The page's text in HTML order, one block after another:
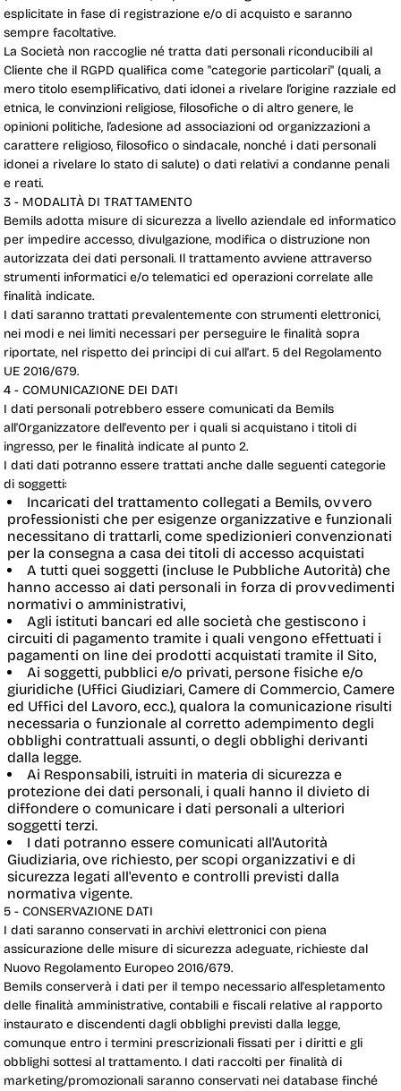
esplicitate in fase di registrazione e/o di acquisto e saranno
sempre facoltative.
La Società non raccoglie né tratta dati personali riconducibili al
Cliente che il RGPD qualifica come "categorie particolari" (quali, a
mero titolo esemplificativo, dati idonei a rivelare l’origine razziale ed
etnica, le convinzioni religiose, filosofiche o di altro genere, le
opinioni politiche, l’adesione ad associazioni od organizzazioni a
carattere religioso, filosofico o sindacale, nonché i dati personali
idonei a rivelare lo stato di salute) o dati relativi a condanne penali
e reati.
3 - MODALITÀ DI TRATTAMENTO
Bemils adotta misure di sicurezza a livello aziendale ed informatico
per impedire accesso, divulgazione, modifica o distruzione non
autorizzata dei dati personali. Il trattamento avviene attraverso
strumenti informatici e/o telematici ed operazioni correlate alle
finalità indicate.
I dati saranno trattati prevalentemente con strumenti elettronici,
nei modi e nei limiti necessari per perseguire le finalità sopra
riportate, nel rispetto dei principi di cui all'art. 5 del Regolamento
UE 2016/679.
4 - COMUNICAZIONE DEI DATI
I dati personali potrebbero essere comunicati da Bemils
all'Organizzatore dell'evento per i quali si acquistano i titoli di
ingresso, per le finalità indicate al punto 2.
I dati dati potranno essere trattati anche dalle seguenti categorie
di soggetti:
Incaricati del trattamento collegati a Bemils, ovvero
professionisti che per esigenze organizzative e funzionali
necessitano di trattarli, come spedizionieri convenzionati
per la consegna a casa dei titoli di accesso acquistati
A tutti quei soggetti (incluse le Pubbliche Autorità) che
hanno accesso ai dati personali in forza di provvedimenti
normativi o amministrativi,
Agli istituti bancari ed alle società che gestiscono i
circuiti di pagamento tramite i quali vengono effettuati i
pagamenti on line dei prodotti acquistati tramite il Sito,
Ai soggetti, pubblici e/o privati, persone fisiche e/o
giuridiche (Uffici Giudiziari, Camere di Commercio, Camere
ed Uffici del Lavoro, ecc.), qualora la comunicazione risulti
necessaria o funzionale al corretto adempimento degli
obblighi contrattuali assunti, o degli obblighi derivanti
dalla legge.
Ai Responsabili, istruiti in materia di sicurezza e
protezione dei dati personali, i quali hanno il divieto di
diffondere o comunicare i dati personali a ulteriori
soggetti terzi.
I dati potranno essere comunicati all'Autorità
Giudiziaria, ove richiesto, per scopi organizzativi e di
sicurezza legati all'evento e controlli previsti dalla
normativa vigente.
5 - CONSERVAZIONE DATI
I dati saranno conservati in archivi elettronici con piena
assicurazione delle misure di sicurezza adeguate, richieste dal
Nuovo Regolamento Europeo 2016/679.
Bemils conserverà i dati per il tempo necessario all'espletamento
delle finalità amministrative, contabili e fiscali relative al rapporto
instaurato e discendenti dagli obblighi previsti dalla legge,
comunque entro i termini prescrizionali fissati per i diritti e gli
obblighi sottesi al trattamento. I dati raccolti per finalità di
marketing/promozionali saranno conservati nei database finché